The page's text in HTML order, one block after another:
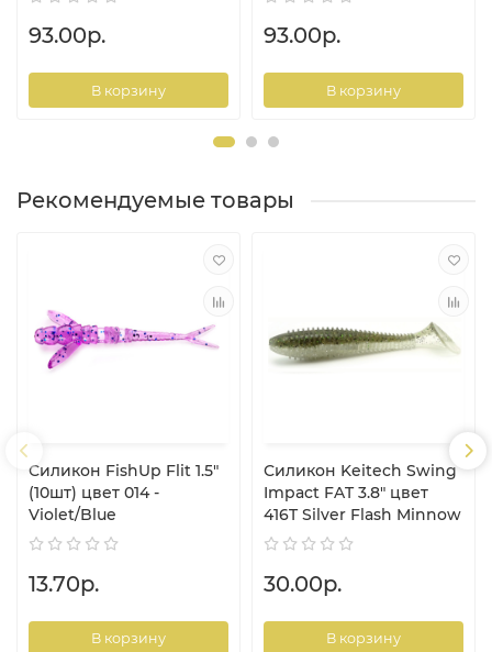
93.00р.
В корзину
93.00р.
В корзину
Рекомендуемые товары
Силикон FishUp Flit 1.5"
(10шт) цвет 014 -
Violet/Blue
13.70р.
В корзину
Силикон Keitech Swing
Impact FAT 3.8" цвет
416T Silver Flash Minnow
30.00р.
В корзину